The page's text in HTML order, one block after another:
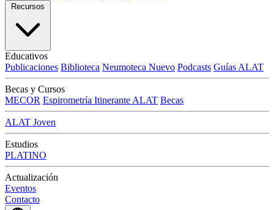
Recursos
Educativos
Publicaciones Biblioteca Neumoteca Nuevo Podcasts Guías ALAT
Becas y Cursos
MECOR Espirometría Itinerante ALAT Becas
ALAT Joven
Estudios
PLATINO
Actualización
Eventos
Contacto